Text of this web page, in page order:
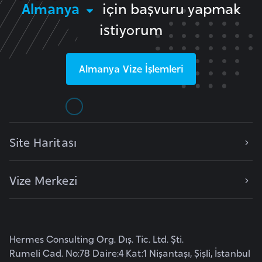
Almanya
için başvuru yapmak
istiyorum
Almanya Vize İşlemleri
Site Haritası
Vize Merkezi
Hermes Consulting Org. Dış. Tic. Ltd. Şti.
Rumeli Cad. No:78 Daire:4 Kat:1 Nişantaşı, Şişli, İstanbul
i
b
u
a
a
r